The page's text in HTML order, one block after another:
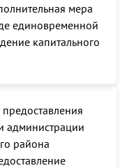
мера
единовременной
капитального
администрации
района